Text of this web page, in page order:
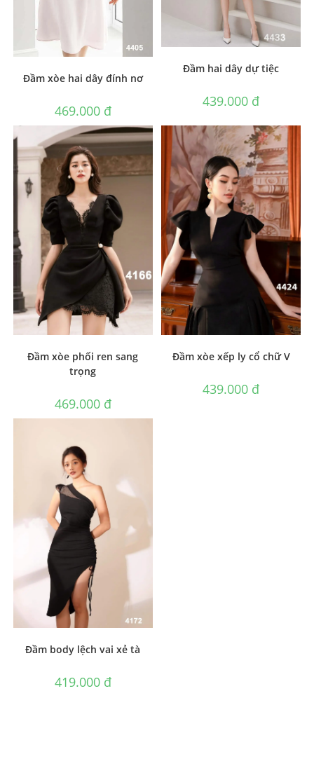
Đầm xòe hai dây đính nơ
469.000 ₫
Đầm hai dây dự tiệc
439.000 ₫
Đầm xòe phối ren sang
trọng
469.000 ₫
Đầm xòe xếp ly cổ chữ V
439.000 ₫
Đầm body lệch vai xẻ tà
419.000 ₫